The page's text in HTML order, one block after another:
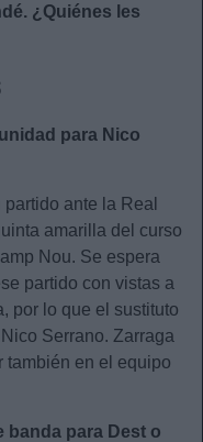
¿Quiénes les
para Nico
ante la Real
amarilla del curso
Nou. Se espera
partido con vistas a
por lo que el sustituto
Serrano. Zarraga
también en el equipo
banda para Dest o